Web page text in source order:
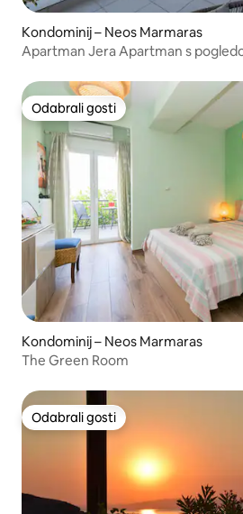
Kondominij – Neos Marmaras
Apartman Jera Apartman s
Odabrali gosti
Odabrali gosti
Kondominij – Neos Marmaras
The Green Room
Odabrali gosti
Odabrali gosti